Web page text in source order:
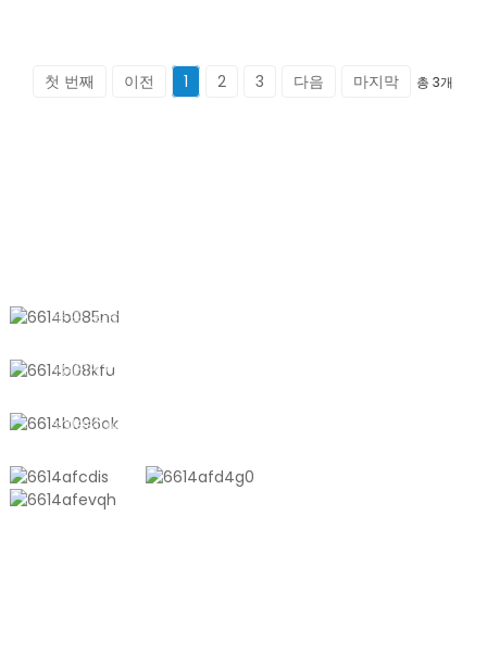
첫 번째 이전 1 2 3 다음 마지막 총 3개
중국 상하이 산양진 산통로 611호
+8618721958798
sales10@shtangke.com